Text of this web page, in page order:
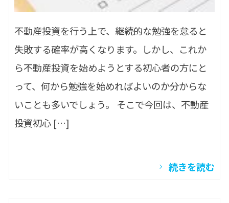
不動産投資を行う上で、継続的な勉強を怠ると
失敗する確率が高くなります。しかし、これか
ら不動産投資を始めようとする初心者の方にと
って、何から勉強を始めればよいのか分からな
いことも多いでしょう。 そこで今回は、不動産
投資初心 […]
続きを読む